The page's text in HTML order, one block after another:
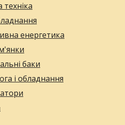
техніка
енергетика
баки
і обладнання